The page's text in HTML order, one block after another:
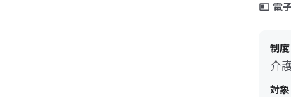
電
制度
介
対象